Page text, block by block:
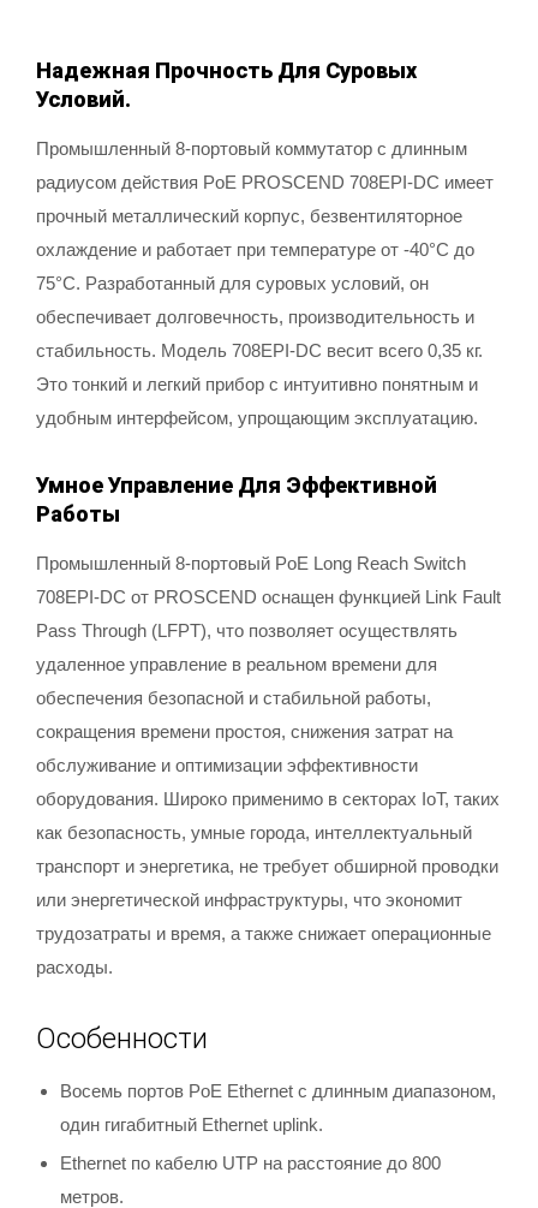
Надежная Прочность Для Суровых
Условий.
Промышленный 8-портовый коммутатор с длинным
радиусом действия PoE PROSCEND 708EPI-DC имеет
прочный металлический корпус, безвентиляторное
охлаждение и работает при температуре от -40°C до
75°C. Разработанный для суровых условий, он
обеспечивает долговечность, производительность и
стабильность. Модель 708EPI-DC весит всего 0,35 кг.
Это тонкий и легкий прибор с интуитивно понятным и
удобным интерфейсом, упрощающим эксплуатацию.
Умное Управление Для Эффективной
Работы
Промышленный 8-портовый PoE Long Reach Switch
708EPI-DC от PROSCEND оснащен функцией Link Fault
Pass Through (LFPT), что позволяет осуществлять
удаленное управление в реальном времени для
обеспечения безопасной и стабильной работы,
сокращения времени простоя, снижения затрат на
обслуживание и оптимизации эффективности
оборудования. Широко применимо в секторах IoT, таких
как безопасность, умные города, интеллектуальный
транспорт и энергетика, не требует обширной проводки
или энергетической инфраструктуры, что экономит
трудозатраты и время, а также снижает операционные
расходы.
Особенности
Восемь портов PoE Ethernet с длинным диапазоном,
один гигабитный Ethernet uplink.
Ethernet по кабелю UTP на расстояние до 800
метров.